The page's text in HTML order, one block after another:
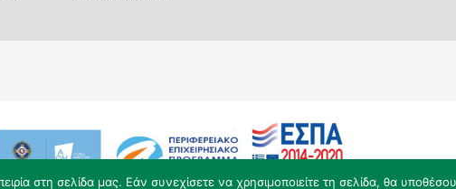
στη σελίδα μας. Εάν συνεχίσετε να χρησιμοποιείτε τη σελίδα, θα